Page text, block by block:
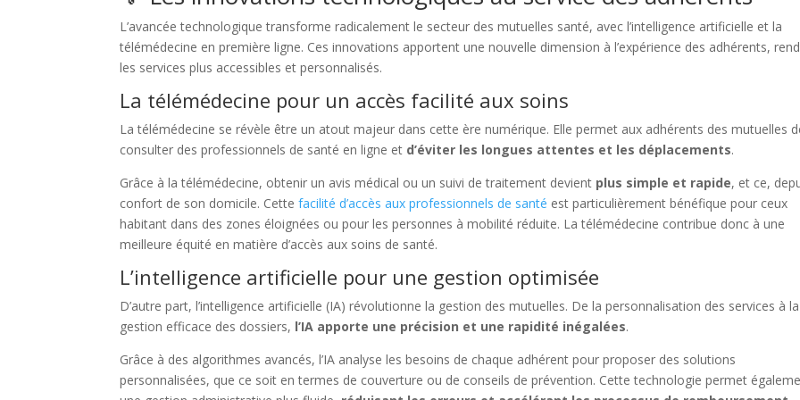
L’avancée technologique transforme radicalement le secteur des mutuelles santé, avec l’intelligence artificielle et la
télémédecine en première ligne. Ces innovations apportent une nouvelle dimension à l’expérience des adhérents,
les services plus accessibles et personnalisés.
La télémédecine pour un accès facilité aux soins
La télémédecine se révèle être un atout majeur dans cette ère numérique. Elle permet aux adhérents des mutuelles
consulter des professionnels de santé en ligne et d’éviter les longues attentes et les déplacements.
Grâce à la télémédecine, obtenir un avis médical ou un suivi de traitement devient plus simple et rapide, et ce,
confort de son domicile. Cettefacilité d’accès aux professionnels de santé est particulièrement bénéfique pour ceux
habitant dans des zones éloignées ou pour les personnes à mobilité réduite. La télémédecine contribue donc à une
meilleure équité en matière d’accès aux soins de santé.
L’intelligence artificielle pour une gestion optimisée
D’autre part, l’intelligence artificielle (IA) révolutionne la gestion des mutuelles. De la personnalisation des services à la
gestion efficace des dossiers, l’IA apporte une précision et une rapidité inégalées.
Grâce à des algorithmes avancés, l’IA analyse les besoins de chaque adhérent pour proposer des solutions
personnalisées, que ce soit en termes de couverture ou de conseils de prévention. Cette technologie permet